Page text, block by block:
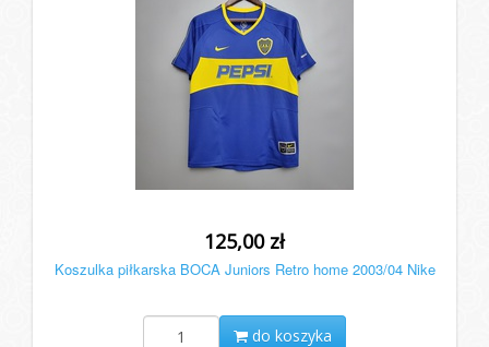
125,00 zł
Koszulka piłkarska BOCA Juniors Retro home 2003/04 Nike
do koszyka